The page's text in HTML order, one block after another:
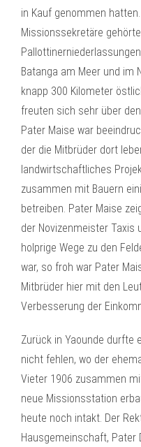
in Kauf genommen
Missionssekretäre
Batanga am Meer und im
knapp 300 Kilometer
freuten sich sehr über
Pater Maise war
der die Mitbrüder dort
landwirtschaftliches
zusammen mit Bauern
betreiben. Pater Maise
der Novizenmeister Taxis
holprige Wege zu den
war, so froh war Pater
Mitbrüder hier mit den
Verbesserung der
Zurück in Yaounde durfte
nicht fehlen, wo der
Vieter 1906 zusammen
neue Missionsstation
heute noch intakt. Der
Hausgemeinschaft, Pater